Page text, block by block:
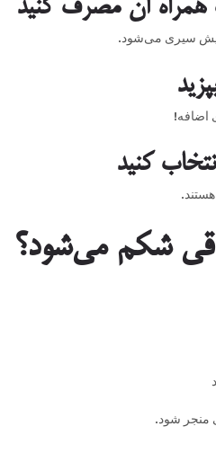
سیری می‌شود.
هستند.
شکم می‌شود؟
منجر شود.